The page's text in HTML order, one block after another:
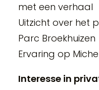
met een verhaal
Uitzicht over het
Parc Broekhuizen
Ervaring op
Interesse in